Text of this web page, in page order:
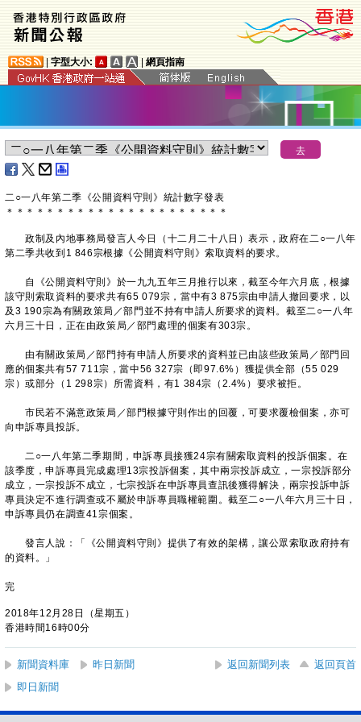
字型大小: 網頁指南
二○一八年第二季《公開資料守則》統計數字發表
＊ ＊ ＊ ＊ ＊ ＊ ＊ ＊ ＊ ＊ ＊ ＊ ＊ ＊ ＊ ＊ ＊ ＊ ＊ ＊ ＊ ＊
政制及內地事務局發言人今日（十二月二十八日）表示，政府在二○一八年
第二季共收到1 846宗根據《公開資料守則》索取資料的要求。
自《公開資料守則》於一九九五年三月推行以來，截至今年六月底，根據
該守則索取資料的要求共有65 079宗，當中有3 875宗由申請人撤回要求，以
及3 190宗為有關政策局／部門並不持有申請人所要求的資料。截至二○一八年
六月三十日，正在由政策局／部門處理的個案有303宗。
由有關政策局／部門持有申請人所要求的資料並已由該些政策局／部門回
應的個案共有57 711宗，當中56 327宗（即97.6%）獲提供全部（55 029
宗）或部分（1 298宗）所需資料，有1 384宗（2.4%）要求被拒。
市民若不滿意政策局／部門根據守則作出的回覆，可要求覆檢個案，亦可
向申訴專員投訴。
二○一八年第二季期間，申訴專員接獲24宗有關索取資料的投訴個案。在
該季度，申訴專員完成處理13宗投訴個案，其中兩宗投訴成立，一宗投訴部分
成立，一宗投訴不成立，七宗投訴在申訴專員查訊後獲得解決，兩宗投訴申訴
專員決定不進行調查或不屬於申訴專員職權範圍。截至二○一八年六月三十日，
申訴專員仍在調查41宗個案。
發言人說：「《公開資料守則》提供了有效的架構，讓公眾索取政府持有
的資料。」
完
2018年12月28日（星期五）
香港時間16時00分
新聞資料庫 昨日新聞 返回新聞列表
返回頁首
即日新聞